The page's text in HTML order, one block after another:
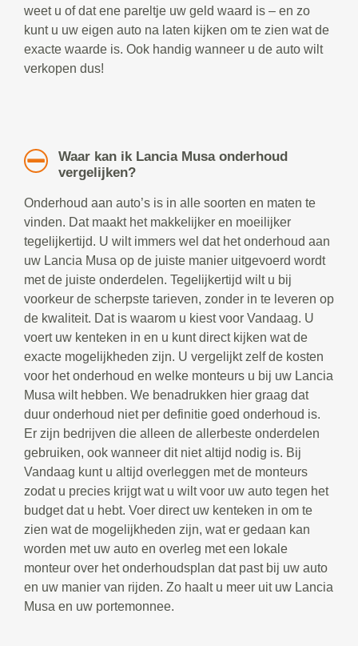
weet u of dat ene pareltje uw geld waard is – en zo
kunt u uw eigen auto na laten kijken om te zien wat de
exacte waarde is. Ook handig wanneer u de auto wilt
verkopen dus!
Waar kan ik Lancia Musa onderhoud
vergelijken?
Onderhoud aan auto’s is in alle soorten en maten te
vinden. Dat maakt het makkelijker en moeilijker
tegelijkertijd. U wilt immers wel dat het onderhoud aan
uw Lancia Musa op de juiste manier uitgevoerd wordt
met de juiste onderdelen. Tegelijkertijd wilt u bij
voorkeur de scherpste tarieven, zonder in te leveren op
de kwaliteit. Dat is waarom u kiest voor Vandaag. U
voert uw kenteken in en u kunt direct kijken wat de
exacte mogelijkheden zijn. U vergelijkt zelf de kosten
voor het onderhoud en welke monteurs u bij uw Lancia
Musa wilt hebben. We benadrukken hier graag dat
duur onderhoud niet per definitie goed onderhoud is.
Er zijn bedrijven die alleen de allerbeste onderdelen
gebruiken, ook wanneer dit niet altijd nodig is. Bij
Vandaag kunt u altijd overleggen met de monteurs
zodat u precies krijgt wat u wilt voor uw auto tegen het
budget dat u hebt. Voer direct uw kenteken in om te
zien wat de mogelijkheden zijn, wat er gedaan kan
worden met uw auto en overleg met een lokale
monteur over het onderhoudsplan dat past bij uw auto
en uw manier van rijden. Zo haalt u meer uit uw Lancia
Musa en uw portemonnee.